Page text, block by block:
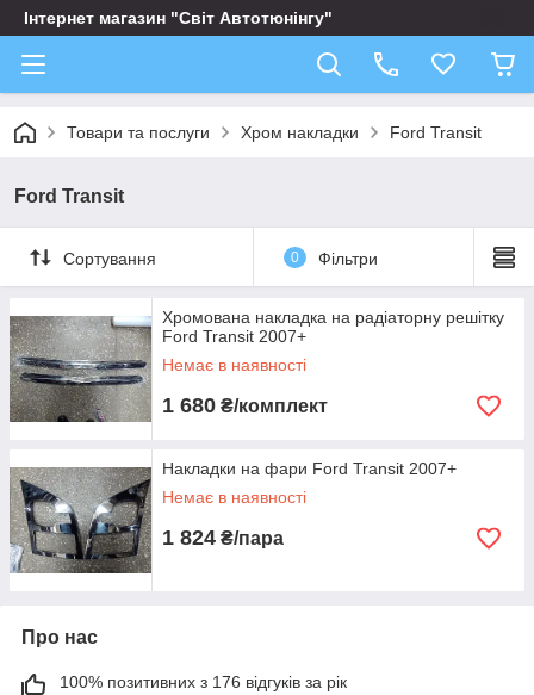
Інтернет магазин "Світ Автотюнінгу"
Товари та послуги Хром накладки Ford Transit
Ford Transit
Сортування 0 Фільтри
Хромована накладка на радіаторну решітку
Ford Transit 2007+
Немає в наявності
1 680 ₴/комплект
Накладки на фари Ford Transit 2007+
Немає в наявності
1 824 ₴/пара
Про нас
100% позитивних з 176 відгуків за рік